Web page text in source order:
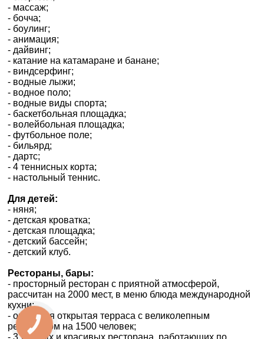
- массаж;
- бочча;
- боулинг;
- анимация;
- дайвинг;
- катание на катамаране и банане;
- виндсерфинг;
- водные лыжи;
- водное поло;
- водные виды спорта;
- баскетбольная площадка;
- волейбольная площадка;
- футбольное поле;
- бильярд;
- дартс;
- 4 теннисных корта;
- настольный теннис.
Для детей:
- няня;
- детская кроватка;
- детская площадка;
- детский бассейн;
- детский клуб.
Рестораны, бары:
- просторный ресторан с приятной атмосферой,
рассчитан на 2000 мест, в меню блюда международной
кухни;
- огромная открытая терраса с великолепным
рестораном на 1500 человек;
- 3 уютных и красивых ресторана, работающих по
КНОПКА
ЗВ'ЯЗКУ